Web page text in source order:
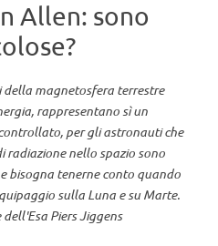
Allen: sono
della magnetosfera terrestre
rappresentano sì un
per gli astronauti che
nello spazio sono
bisogna tenerne conto quando
sulla Luna e su Marte.
Piers Jiggens